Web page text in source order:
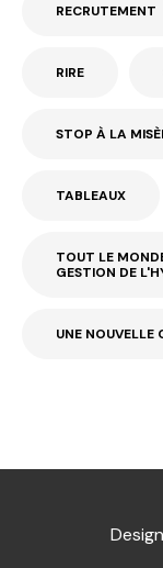
RECRUTEMENT
RIRE
STOP À LA
TABLEAUX
TOUT LE
GESTION DE
UNE NOUVELLE